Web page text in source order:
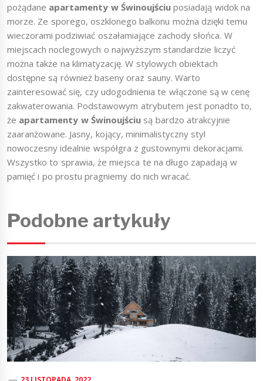
pożądane apartamenty w Świnoujściuposiadają widok na
morze. Ze sporego, oszklonego balkonu można dzięki temu
wieczorami podziwiać oszałamiające zachody słońca. W
miejscach noclegowych o najwyższym standardzie liczyć
można także na klimatyzację. W stylowych obiektach
dostępne są również baseny oraz sauny. Warto
zainteresować się, czy udogodnienia te włączone są w cenę
zakwaterowania. Podstawowym atrybutem jest ponadto to,
że apartamenty w Świnoujściusą bardzo atrakcyjnie
zaaranżowane. Jasny, kojący, minimalistyczny styl
nowoczesny idealnie współgra z gustownymi dekoracjami.
Wszystko to sprawia, że miejsca te na długo zapadają w
pamięć i po prostu pragniemy do nich wracać.
Podobne artykuły